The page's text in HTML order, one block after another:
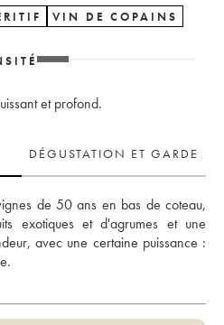
VIN DE COPAINS
et profond.
DÉGUSTATION ET GARDE
de 50 ans en bas de coteau,
exotiques et d'agrumes et une
avec une certaine puissance :